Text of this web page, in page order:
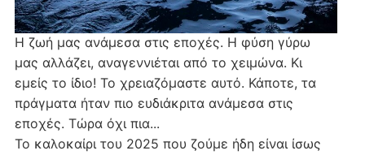
Η ζωή μας ανάμεσα στις εποχές. Η φύση γύρω
μας αλλάζει, αναγεννιέται από το χειμώνα. Κι
εμείς το ίδιο! Το χρειαζόμαστε αυτό. Κάποτε, τα
πράγματα ήταν πιο ευδιάκριτα ανάμεσα στις
εποχές. Τώρα όχι πια...
Το καλοκαίρι του 2025 που ζούμε ήδη είναι ίσως